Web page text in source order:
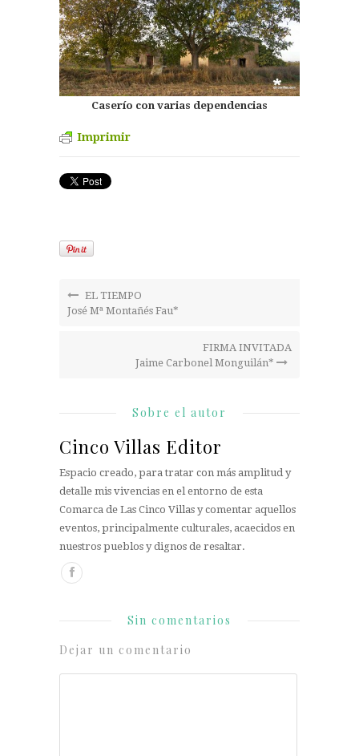
Caserío con varias dependencias
Imprimir
EL TIEMPO
José Mª Montañés Fau*
FIRMA INVITADA
Jaime Carbonel Monguilán*
Sobre el autor
Cinco Villas Editor
Espacio creado, para tratar con más amplitud y
detalle mis vivencias en el entorno de esta
Comarca de Las Cinco Villas y comentar aquellos
eventos, principalmente culturales, acaecidos en
nuestros pueblos y dignos de resaltar.
Sin comentarios
Dejar un comentario